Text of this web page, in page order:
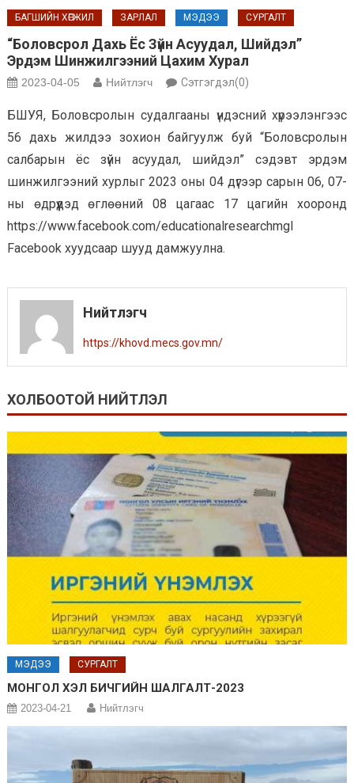
БАГШИЙН ХӨГЖИЛ ЗАРЛАЛ МЭДЭЭ СУРГАЛТ
“Боловсрол Дахь Ёс Зүйн Асуудал, Шийдэл”
Эрдэм Шинжилгээний Цахим Хурал
2023-04-05 Нийтлэгч Сэтгэгдэл(0)
БШУЯ, Боловсролын судалгааны үндэсний хүрээлэнгээс
56 дахь жилдээ зохион байгуулж буй “Боловсролын
салбарын ёс зүйн асуудал, шийдэл” сэдэвт эрдэм
шинжилгээний хурлыг 2023 оны 04 дүгээр сарын 06, 07-
ны өдрүүдэд өглөөний 08 цагаас 17 цагийн хооронд
https://www.facebook.com/educationalresearchmgl
Facebook хуудсаар шууд дамжуулна.
Нийтлэгч
https://khovd.mecs.gov.mn/
ХОЛБООТОЙ НИЙТЛЭЛ
МЭДЭЭ СУРГАЛТ
МОНГОЛ ХЭЛ БИЧГИЙН ШАЛГАЛТ-2023
2023-04-21 Нийтлэгч